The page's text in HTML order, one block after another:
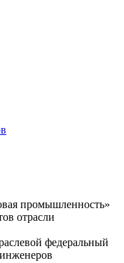
промышленность»
отрасли
федеральный